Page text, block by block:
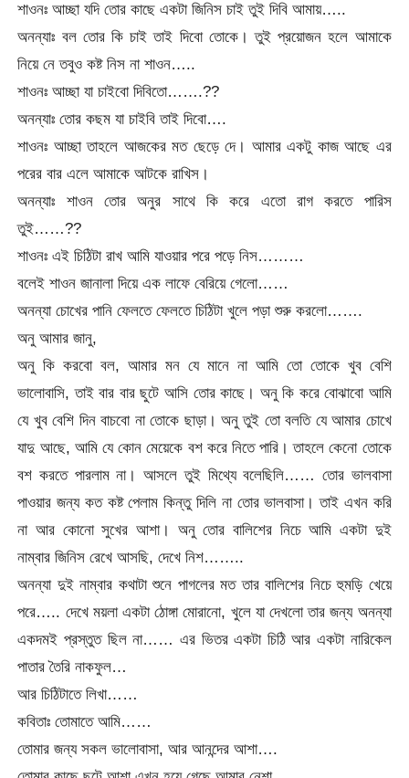
শাওনঃ আচ্ছা যদি তোর কাছে একটা জিনিস চাই তুই দিবি আমায়…..
অনন্যাঃ বল তোর কি চাই তাই দিবো তোকে। তুই প্রয়োজন হলে আমাকে
নিয়ে নে তবুও কষ্ট নিস না শাওন…..
শাওনঃ আচ্ছা যা চাইবো দিবিতো…….??
অনন্যাঃ তোর কছম যা চাইবি তাই দিবো….
শাওনঃ আচ্ছা তাহলে আজকের মত ছেড়ে দে। আমার একটু কাজ আছে এর
পরের বার এলে আমাকে আটকে রাখিস।
অনন্যাঃ শাওন তোর অনুর সাথে কি করে এতো রাগ করতে পারিস
তুই……??
শাওনঃ এই চিঠিটা রাখ আমি যাওয়ার পরে পড়ে নিস………
বলেই শাওন জানালা দিয়ে এক লাফে বেরিয়ে গেলো……
অনন্যা চোখের পানি ফেলতে ফেলতে চিঠিটা খুলে পড়া শুরু করলো…….
অনু আমার জানু,
অনু কি করবো বল, আমার মন যে মানে না আমি তো তোকে খুব বেশি
ভালোবাসি, তাই বার বার ছুটে আসি তোর কাছে। অনু কি করে বোঝাবো আমি
যে খুব বেশি দিন বাচবো না তোকে ছাড়া। অনু তুই তো বলতি যে আমার চোখে
যাদু আছে, আমি যে কোন মেয়েকে বশ করে নিতে পারি। তাহলে কেনো তোকে
বশ করতে পারলাম না। আসলে তুই মিথ্যে বলেছিলি…… তোর ভালবাসা
পাওয়ার জন্য কত কষ্ট পেলাম কিন্তু দিলি না তোর ভালবাসা। তাই এখন করি
না আর কোনো সুখের আশা। অনু তোর বালিশের নিচে আমি একটা দুই
নাম্বার জিনিস রেখে আসছি, দেখে নিশ……..
অনন্যা দুই নাম্বার কথাটা শুনে পাগলের মত তার বালিশের নিচে হুমড়ি খেয়ে
পরে….. দেখে ময়লা একটা ঠোঙ্গা মোরানো, খুলে যা দেখলো তার জন্য অনন্যা
একদমই প্রস্তুত ছিল না…… এর ভিতর একটা চিঠি আর একটা নারিকেল
পাতার তৈরি নাকফুল…
আর চিঠিটাতে লিখা……
কবিতাঃ তোমাতে আমি……
তোমার জন্য সকল ভালোবাসা, আর আনন্দের আশা….